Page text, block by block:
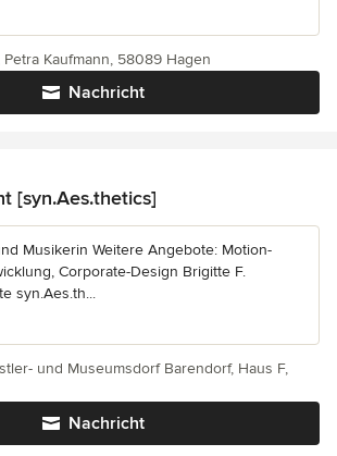
Nachricht
Kaufmann, 58089 Hagen
[syn.Aes.thetics]
Musikerin Weitere Angebote: Motion-
Corporate-Design Brigitte F.
syn.Aes.th...
Nachricht
und Museumsdorf Barendorf, Haus F,